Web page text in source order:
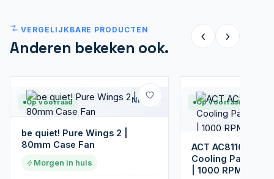
VERGELIJKBARE PRODUCTEN
Anderen bekeken ook.
‹ ›
Op voorraad Nieuw
be quiet! Pure Wings 2 |
80mm Case Fan
Morgen in huis
Op voorraad
ACT AC8110 |
Cooling Pad |
| 1000 RPM |